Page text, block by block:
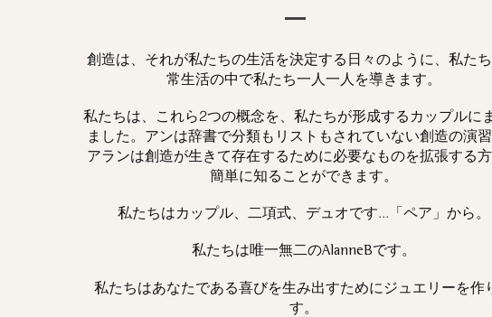
創造は、それが私たちの生活を決定する日々のように、私た
常生活の中で私たち一人一人を導きます。
私たちは、これら2つの概念を、私たちが形成するカップルに
ました。アンは辞書で分類もリストもされていない創造の演習
アランは創造が生きて存在するために必要なものを拡張する
簡単に知ることができます。
私たちはカップル、二項式、デュオです...「ペア」から。
私たちは唯一無二のAlanneBです。
私たちはあなたである喜びを生み出すためにジュエリーを作
す。